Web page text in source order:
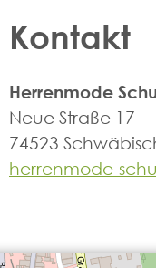
Kontakt
Herrenmode
Neue Straße 17
74523
herrenmode-